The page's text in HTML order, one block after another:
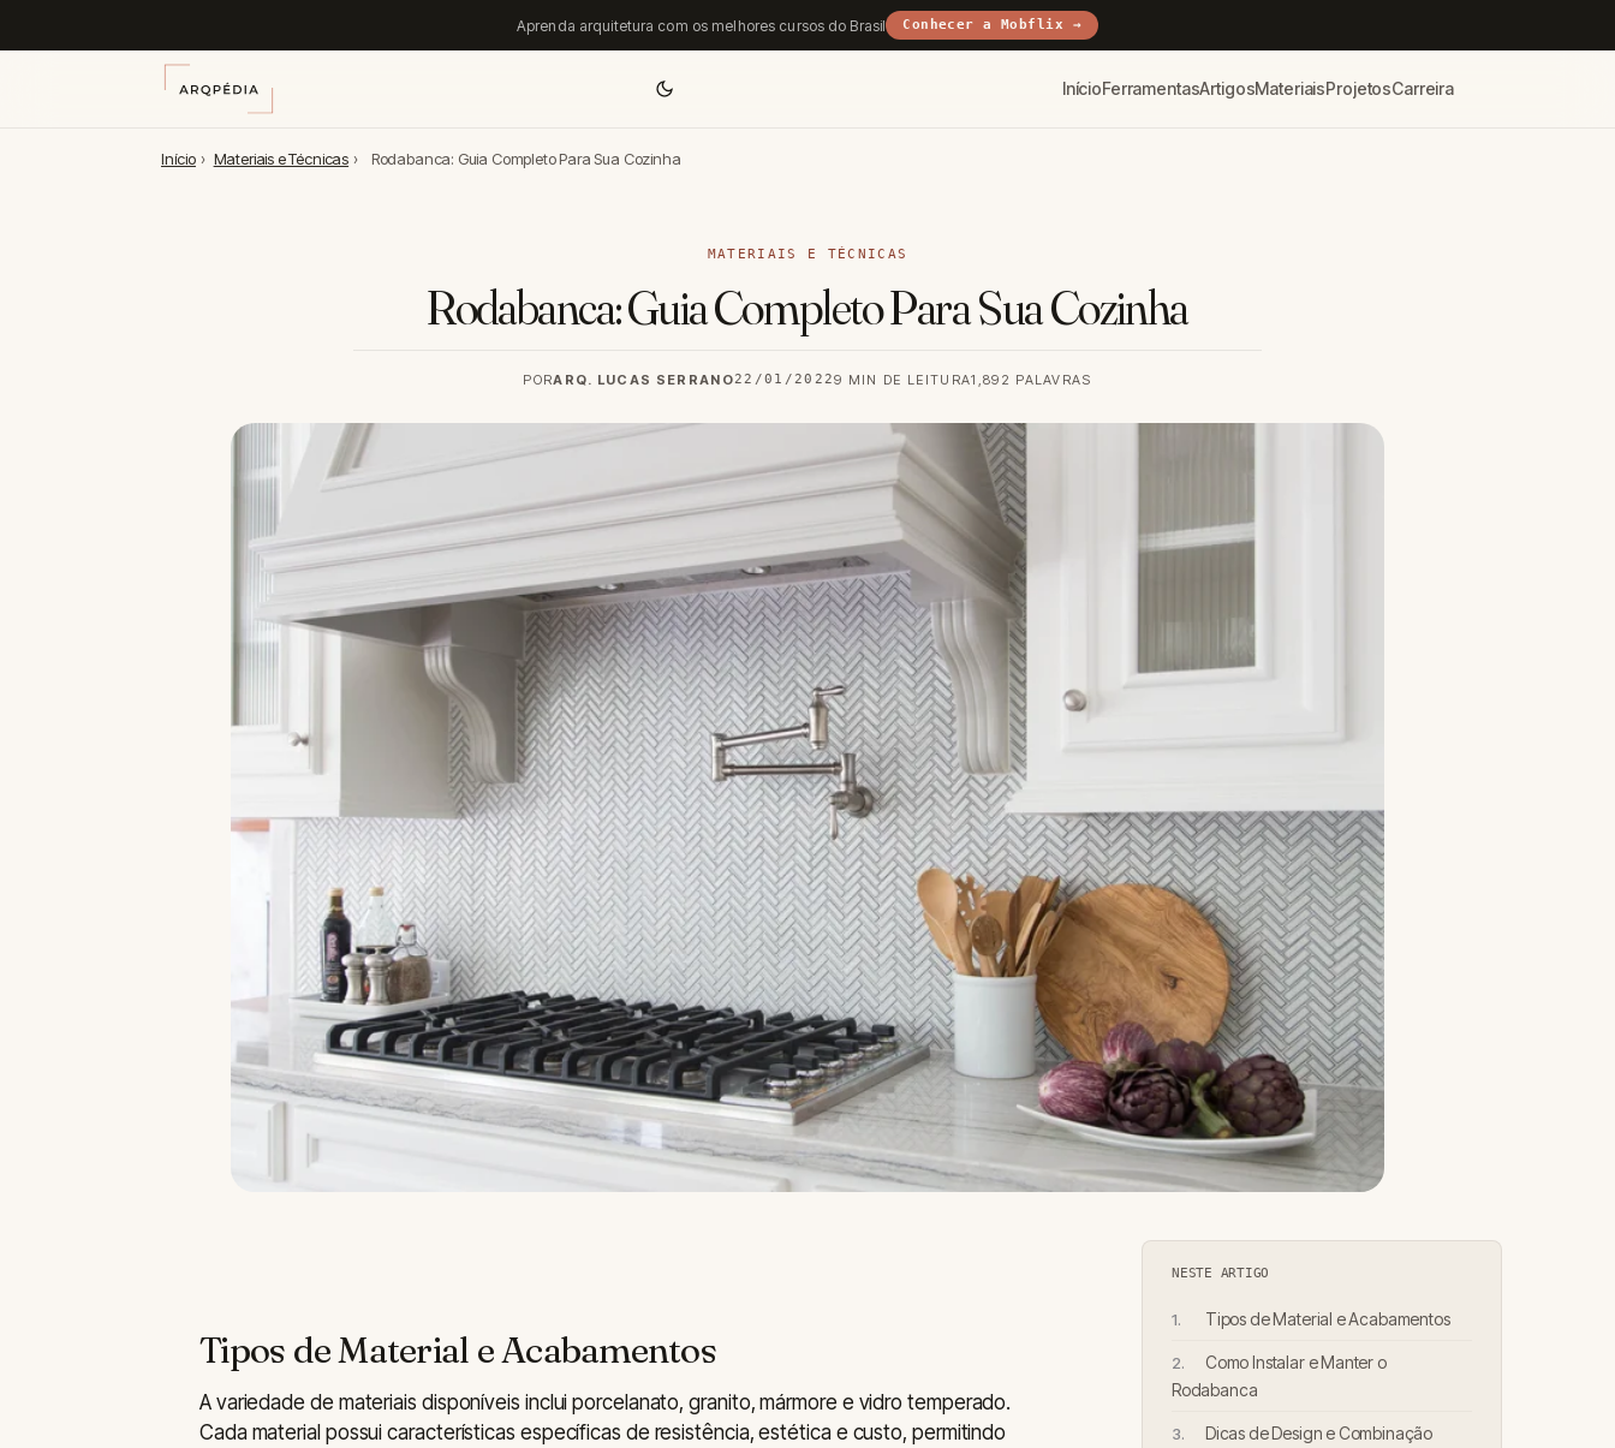
Aprenda arquitetura com os melhores cursos do Brasil Conhecer a Mobflix →
InícioFerramentasArtigosMateriaisProjetosCarreira
Início › Materiais e Técnicas › Rodabanca: Guia Completo Para Sua Cozinha
MATERIAIS E TÉCNICAS
Rodabanca: Guia Completo Para Sua Cozinha
PORARQ. LUCAS SERRANO22/01/20229 MIN DE LEITURA1,892 PALAVRAS
Tipos de Material e Acabamentos
A variedade de materiais disponíveis inclui porcelanato, granito, mármore e vidro temperado.
Cada material possui características específicas de resistência, estética e custo, permitindo
NESTE ARTIGO
Tipos de Material e Acabamentos
Como Instalar e Manter o
Rodabanca
Dicas de Design e Combinação